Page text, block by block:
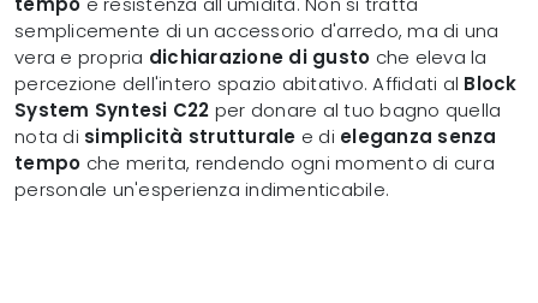
semplicemente di un accessorio d'arredo, ma di una
vera e propria dichiarazione di gusto che eleva la
percezione dell'intero spazio abitativo. Affidati al Block
System Syntesi C22 per donare al tuo bagno quella
nota di simplicità strutturale e di eleganza senza
tempo che merita, rendendo ogni momento di cura
personale un'esperienza indimenticabile.